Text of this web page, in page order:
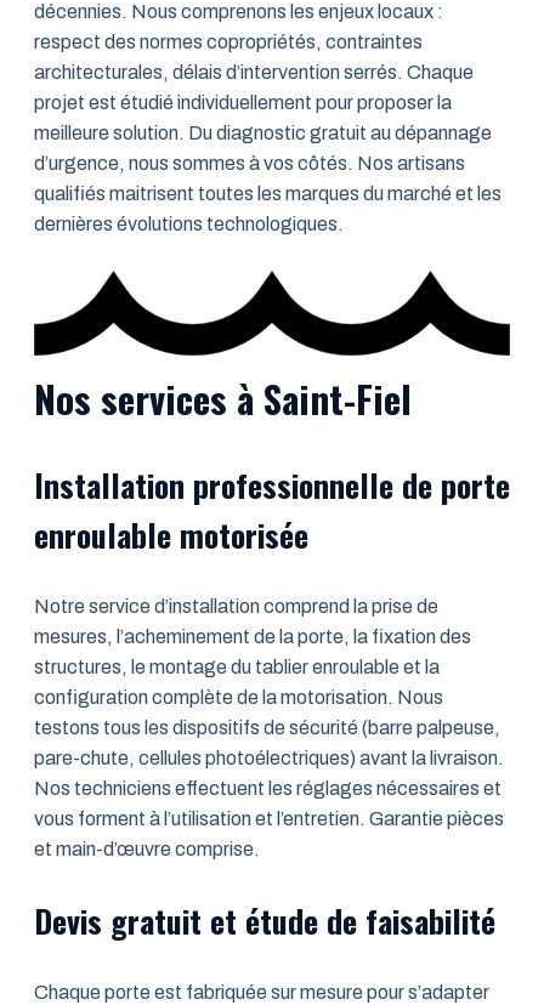
décennies. Nous comprenons les enjeux locaux :
respect des normes copropriétés, contraintes
architecturales, délais d’intervention serrés. Chaque
projet est étudié individuellement pour proposer la
meilleure solution. Du diagnostic gratuit au dépannage
d’urgence, nous sommes à vos côtés. Nos artisans
qualifiés maitrisent toutes les marques du marché et les
dernières évolutions technologiques.
Nos services à Saint-Fiel
Installation professionnelle de porte
enroulable motorisée
Notre service d’installation comprend la prise de
mesures, l’acheminement de la porte, la fixation des
structures, le montage du tablier enroulable et la
configuration complète de la motorisation. Nous
testons tous les dispositifs de sécurité (barre palpeuse,
pare-chute, cellules photoélectriques) avant la livraison.
Nos techniciens effectuent les réglages nécessaires et
vous forment à l’utilisation et l’entretien. Garantie pièces
et main-d’œuvre comprise.
Devis gratuit et étude de faisabilité
Chaque porte est fabriquée sur mesure pour s’adapter